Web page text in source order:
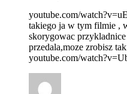
youtube.com/
takiego ja w tym filmie ,
skorygowac
przedala,moze zrobisz
youtube.com/